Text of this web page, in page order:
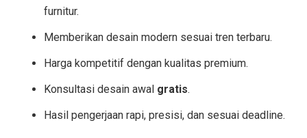
furnitur.
Memberikan desain modern sesuai tren terbaru.
Harga kompetitif dengan kualitas premium.
Konsultasi desain awal gratis.
Hasil pengerjaan rapi, presisi, dan sesuai deadline.